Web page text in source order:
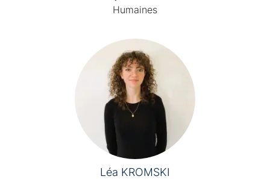
Humaines
Léa KROMSKI